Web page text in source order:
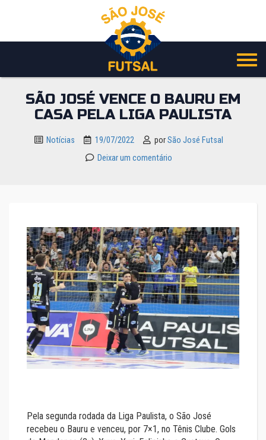
o
SÃO JOSÉ VENCE O BAURU EM
CASA PELA LIGA PAULISTA
Notícias 19/07/2022 porSão José Futsal
Deixar um comentário
Pela segunda rodada da Liga Paulista, o São José
recebeu o Bauru e venceu, por 7×1, no Tênis Clube. Gols